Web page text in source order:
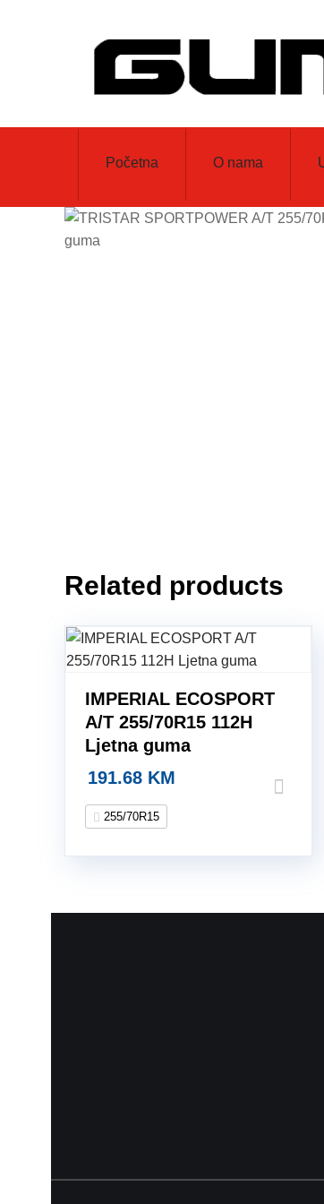
Početna O nama
Related products
IMPERIAL ECOSPORT
A/T 255/70R15 112H
Ljetna guma
191.68 KM
255/70R15